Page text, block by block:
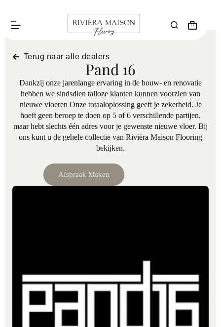
Terug naar alle dealers
Pand 16
Dankzij onze jarenlange ervaring in de bouw- en renovatie
hebben we sindsdien talloze klanten kunnen voorzien van
nieuwe vloeren Onze totaaloplossing geeft je zekerheid. Je
hoeft geen beroep te doen op 5 of 6 verschillende partijen,
maar hebt slechts één adres voor je gewenste nieuwe vloer. Bij
ons kunt u de gehele collectie van Rivièra Maison Flooring
bekijken.
Afspraak Maken